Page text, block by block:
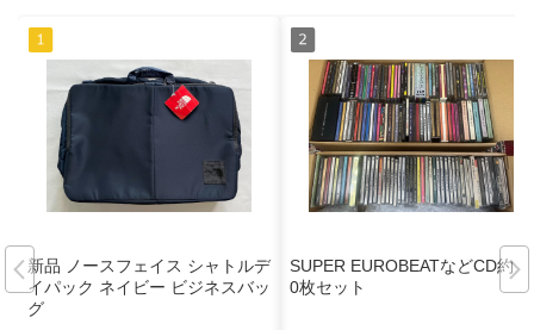
新品 ノースフェイス シャトルデ
イパック ネイビー ビジネスバッ
グ
SUPER EUROBEATなどCD約13
0枚セット